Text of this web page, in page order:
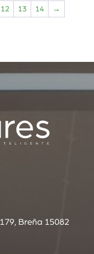
12 13 14 →
Breña 15082